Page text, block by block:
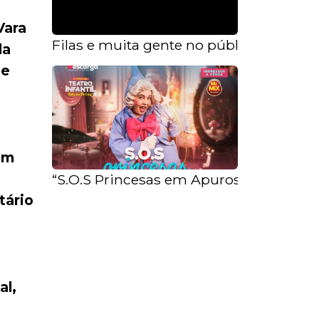
Filas e muita gente no público alvo de
“S.O.S Princesas em Apuros” no